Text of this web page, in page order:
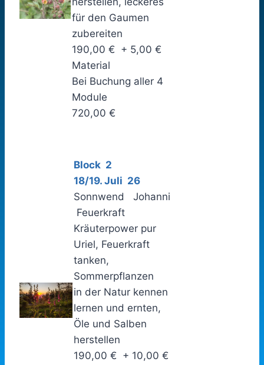
für den Gaumen
zubereiten
190,00 € + 5,00 €
Material
Bei Buchung aller 4
Module
720,00 €
Block 2
18/19. Juli 26
Sonnwend Johanni
Feuerkraft
Kräuterpower pur
Uriel, Feuerkraft
tanken,
Sommerpflanzen
in der Natur kennen
lernen und ernten,
Öle und Salben
herstellen
190,00 € + 10,00 €